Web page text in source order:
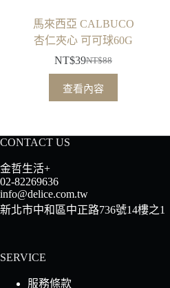
馬來西亞 CALBUCO
杏仁夾心 可可球60G
NT$88
始
價
NT$88。
NT$39
前
價
NT$39。
查看內容
CONTACT US
金哲生活+
02-82269636
info@delice.com.tw
新北市中和區中正路736號14樓之1
SERVICE
服務條款